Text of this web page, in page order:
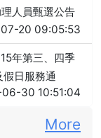
人員甄選公告
20 09:05:53
年第三、四季
假日服務通
30 10:51:04
More